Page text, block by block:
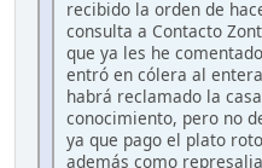
recibido la orden de
consulta a Contacto
que ya les he
entró en cólera al
habrá reclamado la
conocimiento, pero no
ya que pago el plato
además como